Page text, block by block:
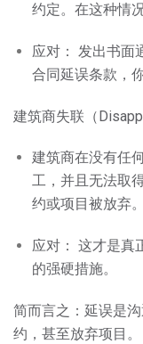
约定。在这种情
应对： 发出书面
合同延误条款，
建筑商失联（
建筑商在没有任
工，并且无法取
约或项目被放弃。
应对： 这才是真
的强硬措施。
简而言之：延误是
约，甚至放弃项目。